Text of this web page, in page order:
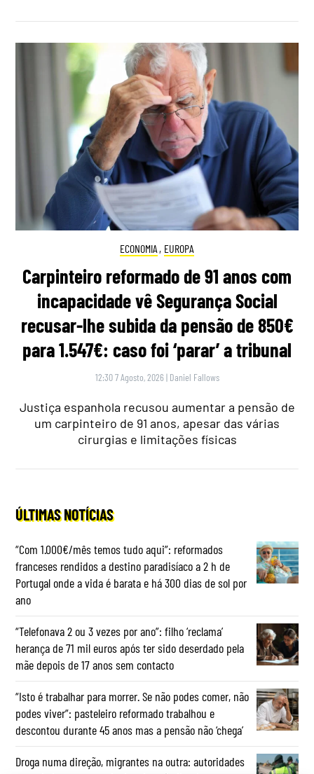
ECONOMIA , EUROPA
Carpinteiro reformado de 91 anos com
incapacidade vê Segurança Social
recusar-lhe subida da pensão de 850€
para 1.547€: caso foi ‘parar’ a tribunal
12:30 7 Agosto, 2026 | Daniel Fallows
Justiça espanhola recusou aumentar a pensão de
um carpinteiro de 91 anos, apesar das várias
cirurgias e limitações físicas
ÚLTIMAS NOTÍCIAS
“Com 1.000€/mês temos tudo aqui”: reformados
franceses rendidos a destino paradisíaco a 2 h de
Portugal onde a vida é barata e há 300 dias de sol por
ano
“Telefonava 2 ou 3 vezes por ano”: filho ‘reclama’
herança de 71 mil euros após ter sido deserdado pela
mãe depois de 17 anos sem contacto
“Isto é trabalhar para morrer. Se não podes comer, não
podes viver”: pasteleiro reformado trabalhou e
descontou durante 45 anos mas a pensão não ‘chega’
Droga numa direção, migrantes na outra: autoridades